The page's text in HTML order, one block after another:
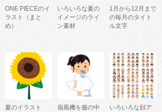
ONE PIECEのイ
ラスト（まと
め）
いろいろな夏の
イメージのライ
ン素材
1月から12月まで
の毎月のタイト
ル文字
夏のイラスト
扇風機を服の中
いろいろな顔ア